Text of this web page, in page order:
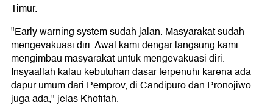
Timur.
"Early warning system sudah jalan. Masyarakat sudah
mengevakuasi diri. Awal kami dengar langsung kami
mengimbau masyarakat untuk mengevakuasi diri.
Insyaallah kalau kebutuhan dasar terpenuhi karena ada
dapur umum dari Pemprov, di Candipuro dan Pronojiwo
juga ada," jelas Khofifah.